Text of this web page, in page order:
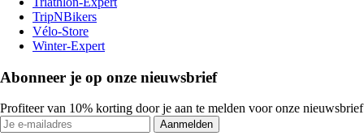
TripNBikers
Vélo-Store
Winter-Expert
Abonneer je op onze nieuwsbrief
Profiteer van 10% korting door je aan te melden voor onze nieuwsbrief
Aanmelden